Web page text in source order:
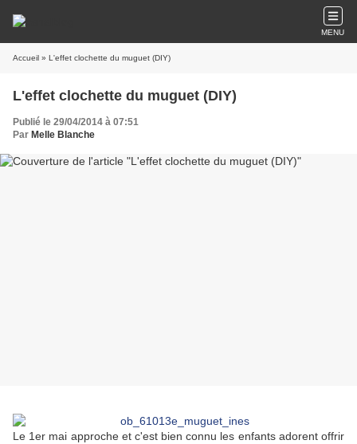
MENU
Accueil » L'effet clochette du muguet (DIY)
L'effet clochette du muguet (DIY)
Publié le 29/04/2014 à 07:51
Par Melle Blanche
Le 1er mai approche et c'est bien connu les enfants adorent offrir